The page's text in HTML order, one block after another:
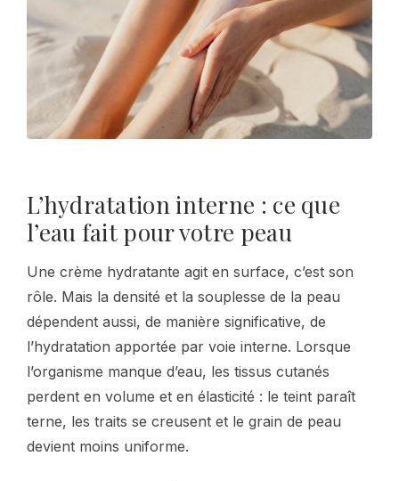
L’hydratation interne : ce que
l’eau fait pour votre peau
Une crème hydratante agit en surface, c’est son
rôle. Mais la densité et la souplesse de la peau
dépendent aussi, de manière significative, de
l’hydratation apportée par voie interne. Lorsque
l’organisme manque d’eau, les tissus cutanés
perdent en volume et en élasticité : le teint paraît
terne, les traits se creusent et le grain de peau
devient moins uniforme.